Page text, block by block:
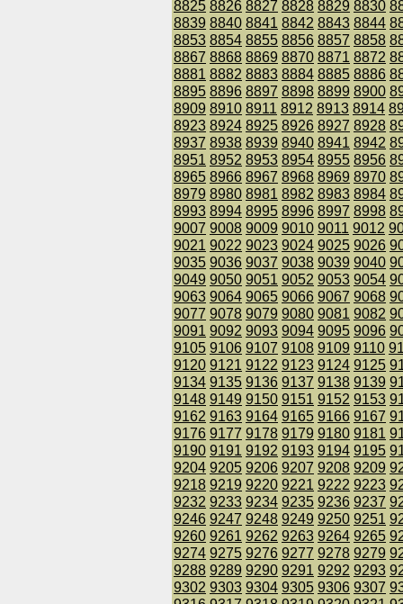
8825 8826 8827 8828 8829 8830
8839 8840 8841 8842 8843 8844
8853 8854 8855 8856 8857 8858
8867 8868 8869 8870 8871 8872
8881 8882 8883 8884 8885 8886
8895 8896 8897 8898 8899 8900
8909 8910 8911 8912 8913 8914
8923 8924 8925 8926 8927 8928
8937 8938 8939 8940 8941 8942
8951 8952 8953 8954 8955 8956
8965 8966 8967 8968 8969 8970
8979 8980 8981 8982 8983 8984
8993 8994 8995 8996 8997 8998
9007 9008 9009 9010 9011 9012
9021 9022 9023 9024 9025 9026
9035 9036 9037 9038 9039 9040
9049 9050 9051 9052 9053 9054
9063 9064 9065 9066 9067 9068
9077 9078 9079 9080 9081 9082
9091 9092 9093 9094 9095 9096
9105 9106 9107 9108 9109 9110
9120 9121 9122 9123 9124 9125
9134 9135 9136 9137 9138 9139
9148 9149 9150 9151 9152 9153
9162 9163 9164 9165 9166 9167
9176 9177 9178 9179 9180 9181
9190 9191 9192 9193 9194 9195
9204 9205 9206 9207 9208 9209
9218 9219 9220 9221 9222 9223
9232 9233 9234 9235 9236 9237
9246 9247 9248 9249 9250 9251
9260 9261 9262 9263 9264 9265
9274 9275 9276 9277 9278 9279
9288 9289 9290 9291 9292 9293
9302 9303 9304 9305 9306 9307